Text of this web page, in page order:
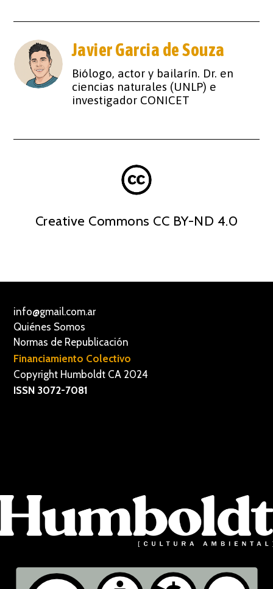
Javier Garcia de Souza
Biólogo, actor y bailarín. Dr. en
ciencias naturales (UNLP) e
investigador CONICET
Creative Commons CC BY-ND 4.0
info@gmail.com.ar
Quiénes Somos
Normas de Republicación
Financiamiento Colectivo
Copyright Humboldt CA 2024
ISSN 3072-7081